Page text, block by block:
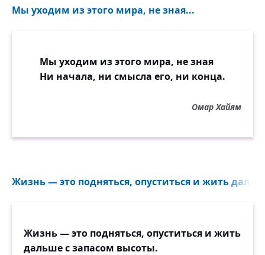
Мы уходим из этого мира, не зная...
Мы уходим из этого мира, не зная
Ни начала, ни смысла его, ни конца.
Омар Хайям
Жизнь — это подняться, опуститься и жить
Жизнь — это подняться, опуститься и жить
дальше с запасом высоты.